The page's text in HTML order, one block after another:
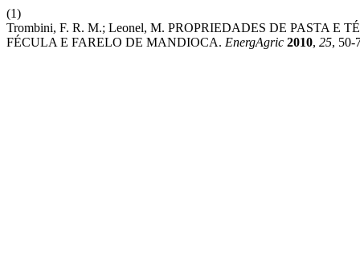
(1)
Trombini, F. R. M.; Leonel, M. PROPRIEDADES DE PASTA E
FÉCULA E FARELO DE MANDIOCA. EnergAgric 2010, 25, 50-